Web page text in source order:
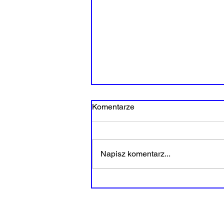
Komentarze
Napisz komentarz...